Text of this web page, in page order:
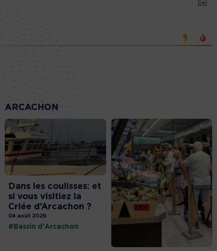
ARCACHON
Dans les coulisses: et
si vous visitiez la
Criée d’Arcachon ?
04 août 2026
#Bassin d'Arcachon